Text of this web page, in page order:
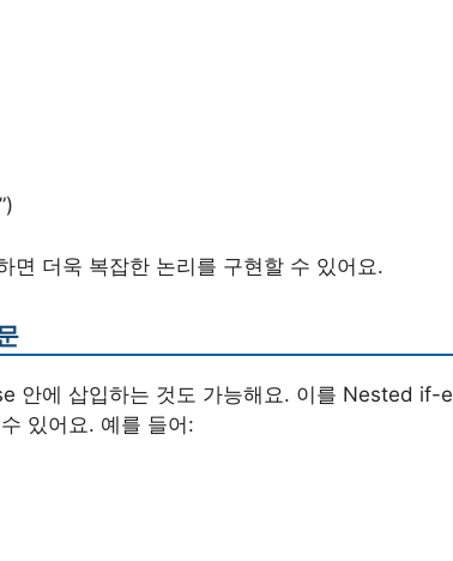
면 더욱 복잡한 논리를 구현할 수 있어요.
안에 삽입하는 것도 가능해요. 이를 Nested if-
있어요. 예를 들어: